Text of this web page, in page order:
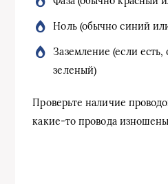
Ноль (обычно синий
Заземление (если
зеленый)
Проверьте наличие
какие-то провода